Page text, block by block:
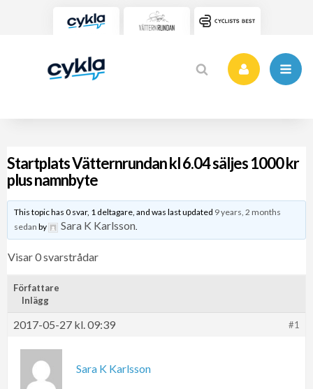
Startplats Vätternrundan kl 6.04 säljes 1000 kr
plus namnbyte
This topic has 0 svar, 1 deltagare, and was last updated 9 years, 2 months
sedan by Sara K Karlsson.
Visar 0 svarstrådar
Författare
Inlägg
2017-05-27 kl. 09:39 #1
Sara K Karlsson